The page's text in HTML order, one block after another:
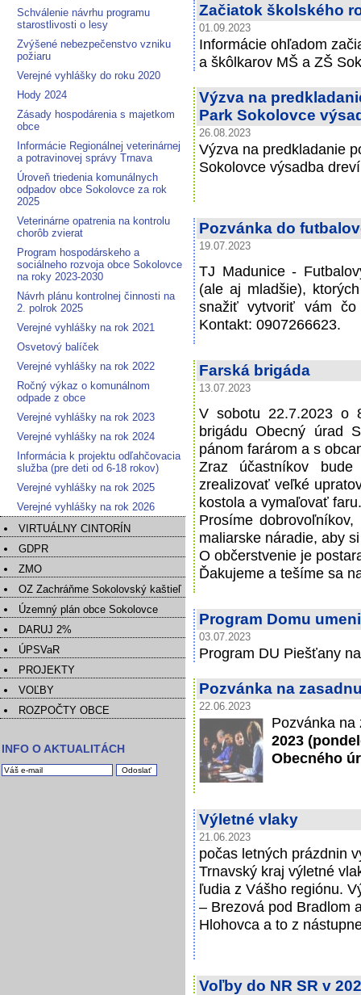
Schválenie návrhu programu
starostlivosti o lesy
Zvýšené nebezpečenstvo vzniku
požiaru
Verejné vyhlášky do roku 2020
Hody 2024
Zásady hospodárenia s majetkom
obce
Informácie Regionálnej veterinárnej
a potravinovej správy Trnava
Úroveň triedenia komunálnych
odpadov obce Sokolovce za rok
2025
Veterinárne opatrenia na kontrolu
chorôb zvierat
Program hospodárskeho a
sociálneho rozvoja obce Sokolovce
na roky 2023-2030
Návrh plánu kontrolnej činnosti na
2. polrok 2025
Verejné vyhlášky na rok 2021
Osvetový balíček
Verejné vyhlášky na rok 2022
Ročný výkaz o komunálnom
odpade z obce
Verejné vyhlášky na rok 2023
Verejné vyhlášky na rok 2024
Informácia k projektu odľahčovacia
služba (pre deti od 6-18 rokov)
Verejné vyhlášky na rok 2025
Verejné vyhlášky na rok 2026
VIRTUÁLNY CINTORÍN
GDPR
ZMO
OZ Zachráňme Sokolovský kaštieľ
Územný plán obce Sokolovce
DARUJ 2%
ÚPSVaR
PROJEKTY
VOĽBY
ROZPOČTY OBCE
INFO O AKTUALITÁCH
Začiatok školského
01.09.2023
Informácie ohľadom
a škôlkarov MŠ a ZŠ
Výzva na
Park Sokolovce
26.08.2023
Výzva na predkladanie
Sokolovce výsadba
Pozvánka do
19.07.2023
TJ Madunice -
(ale aj mladšie),
snažiť vytvoriť vám čo
Kontakt: 0907266623.
Farská brigáda
13.07.2023
V sobotu 22.7.2023 o
brigádu Obecný úrad
pánom farárom a s
Zraz účastníkov
zrealizovať veľké
kostola a vymaľovať faru.
Prosíme
maliarske náradie, aby
O občerstvenie je
Ďakujeme a tešíme sa
Program Domu
03.07.2023
Program DU Piešťany
Pozvánka na
22.06.2023
Pozvánka
2023
Obecného
Výletné vlaky
21.06.2023
počas letných prázdnin
Trnavský kraj výletné
ľudia z Vášho regiónu.
– Brezová pod Bradlom
Hlohovca a to z
Voľby do NR SR v